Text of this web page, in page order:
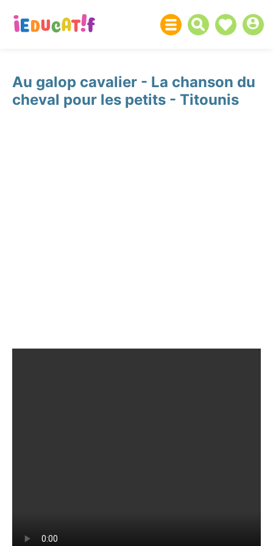
Au galop cavalier - La chanson du
cheval pour les petits - Titounis